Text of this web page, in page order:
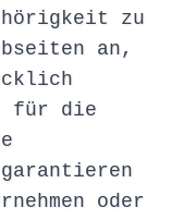
zu
an,
für die
oder